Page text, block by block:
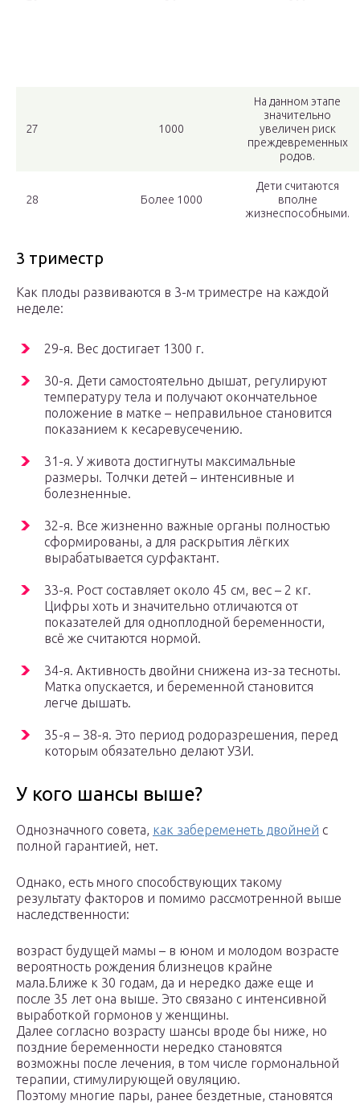
27 1000
На данном этапе
значительно
увеличен риск
преждевременных
родов.
28 Более 1000
Дети считаются
вполне
жизнеспособными.
3 триместр
Как плоды развиваются в 3-м триместре на каждой
неделе:
29-я. Вес достигает 1300 г.
30-я. Дети самостоятельно дышат, регулируют
температуру тела и получают окончательное
положение в матке – неправильное становится
показанием к кесаревусечению.
31-я. У живота достигнуты максимальные
размеры. Толчки детей – интенсивные и
болезненные.
32-я. Все жизненно важные органы полностью
сформированы, а для раскрытия лёгких
вырабатывается сурфактант.
33-я. Рост составляет около 45 см, вес – 2 кг.
Цифры хоть и значительно отличаются от
показателей для одноплодной беременности,
всё же считаются нормой.
34-я. Активность двойни снижена из-за тесноты.
Матка опускается, и беременной становится
легче дышать.
35-я – 38-я. Это период родоразрешения, перед
которым обязательно делают УЗИ.
У кого шансы выше?
Однозначного совета, как забеременеть двойней с
полной гарантией, нет.
Однако, есть много способствующих такому
результату факторов и помимо рассмотренной выше
наследственности:
возраст будущей мамы – в юном и молодом возрасте
вероятность рождения близнецов крайне
мала.Ближе к 30 годам, да и нередко даже еще и
после 35 лет она выше. Это связано с интенсивной
выработкой гормонов у женщины.
Далее согласно возрасту шансы вроде бы ниже, но
поздние беременности нередко становятся
возможны после лечения, в том числе гормональной
терапии, стимулирующей овуляцию.
Поэтому многие пары, ранее бездетные, становятся